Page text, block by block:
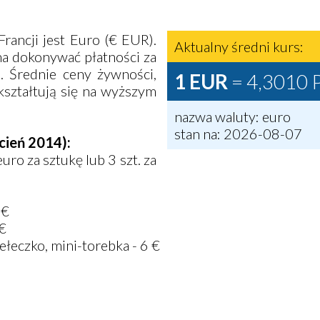
Aktualny średni kurs:
1 EUR = 4,3010
nazwa waluty: euro
stan na: 2026-08-07
jest Euro (€ EUR).
dokonywać płatności za
ceny żywności,
się na wyższym
2014):
za sztukę lub 3 szt. za
mini-torebka - 6 €